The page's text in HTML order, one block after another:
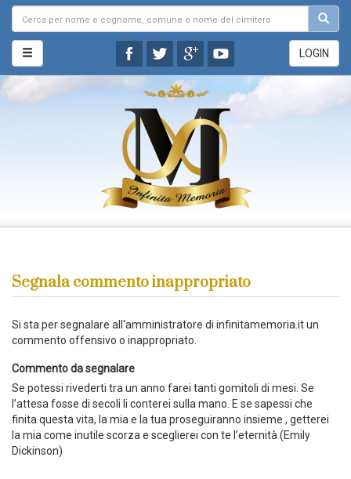
LOGIN
Segnala commento inappropriato
Si sta per segnalare all'amministratore di infinitamemoria.it un
commento offensivo o inappropriato.
Commento da segnalare
Se potessi rivederti tra un anno farei tanti gomitoli di mesi. Se
l’attesa fosse di secoli li conterei sulla mano. E se sapessi che
finita questa vita, la mia e la tua proseguiranno insieme , getterei
la mia come inutile scorza e sceglierei con te l’eternità (Emily
Dickinson)